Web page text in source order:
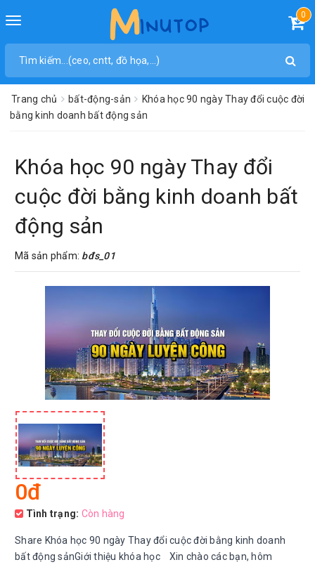
Toggle
0
Trang chủ bất-động-sản
Khóa học 90 ngày Thay đổi cuộc đời
bằng kinh doanh bất động sản
Khóa học 90 ngày Thay đổi
cuộc đời bằng kinh doanh bất
động sản
Mã sản phẩm: bđs_01
0đ
Tình trạng: Còn hàng
Share Khóa học 90 ngày Thay đổi cuộc đời bằng kinh doanh
bất động sảnGiới thiệu khóa học Xin chào các bạn, hôm